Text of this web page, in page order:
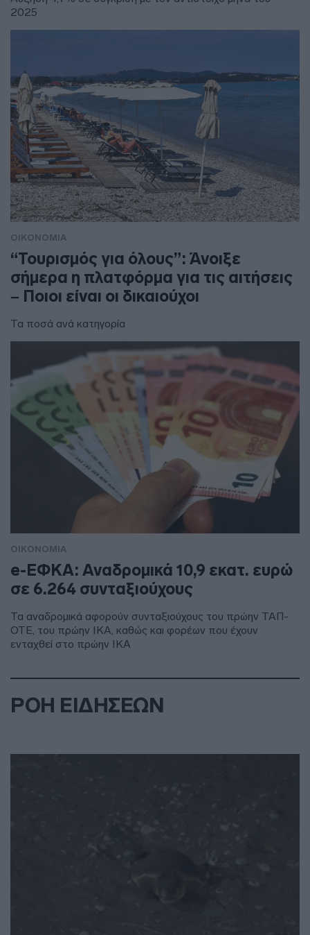
2025
ΟΙΚΟΝΟΜΙΑ
“Τουρισμός για όλους”: Άνοιξε
σήμερα η πλατφόρμα για τις αιτήσεις
– Ποιοι είναι οι δικαιούχοι
Τα ποσά ανά κατηγορία
ΟΙΚΟΝΟΜΙΑ
e-ΕΦΚΑ: Αναδρομικά 10,9 εκατ. ευρώ
σε 6.264 συνταξιούχους
Τα αναδρομικά αφορούν συνταξιούχους του πρώην ΤΑΠ-
ΟΤΕ, του πρώην ΙΚΑ, καθώς και φορέων που έχουν
ενταχθεί στο πρώην ΙΚΑ
ΡΟΗ ΕΙΔΗΣΕΩΝ